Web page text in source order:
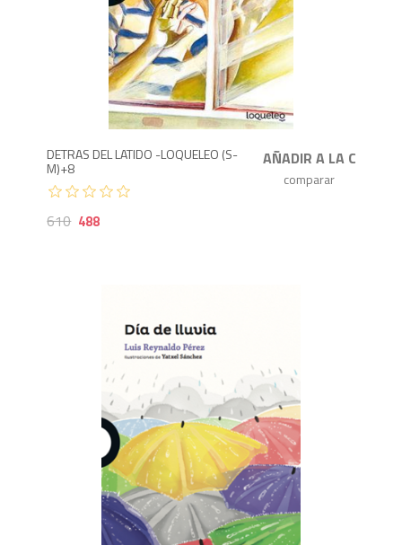
DETRAS DEL LATIDO -LOQUELEO (S-
M)+8
610 488